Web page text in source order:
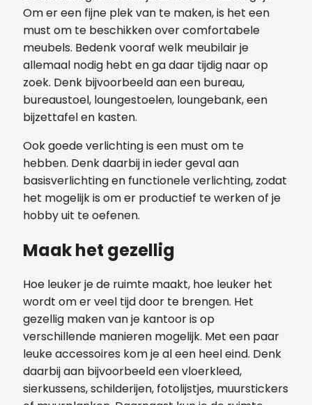
Om er een fijne plek van te maken, is het een
must om te beschikken over comfortabele
meubels. Bedenk vooraf welk meubilair je
allemaal nodig hebt en ga daar tijdig naar op
zoek. Denk bijvoorbeeld aan een bureau,
bureaustoel, loungestoelen, loungebank, een
bijzettafel en kasten.
Ook goede verlichting is een must om te
hebben. Denk daarbij in ieder geval aan
basisverlichting en functionele verlichting, zodat
het mogelijk is om er productief te werken of je
hobby uit te oefenen.
Maak het gezellig
Hoe leuker je de ruimte maakt, hoe leuker het
wordt om er veel tijd door te brengen. Het
gezellig maken van je kantoor is op
verschillende manieren mogelijk. Met een paar
leuke accessoires kom je al een heel eind. Denk
daarbij aan bijvoorbeeld een vloerkleed,
sierkussens, schilderijen, fotolijstjes, muurstickers